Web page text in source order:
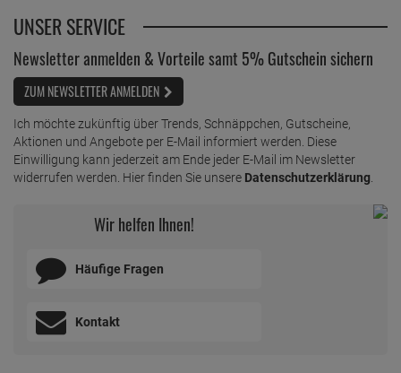
UNSER SERVICE
Newsletter anmelden & Vorteile samt 5% Gutschein sichern
ZUM NEWSLETTER ANMELDEN
Ich möchte zukünftig über Trends, Schnäppchen, Gutscheine,
Aktionen und Angebote per E-Mail informiert werden. Diese
Einwilligung kann jederzeit am Ende jeder E-Mail im Newsletter
widerrufen werden. Hier finden Sie unsere Datenschutzerklärung.
Wir helfen Ihnen!
Häufige Fragen
Kontakt